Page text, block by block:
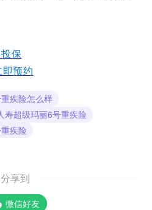
保
预约
疾险怎么样
寿超级玛丽6号重疾险
疾险
分享到
微信好友